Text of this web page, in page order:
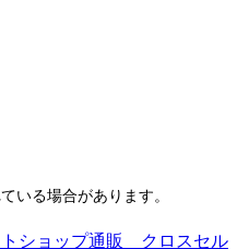
いる場合があります。